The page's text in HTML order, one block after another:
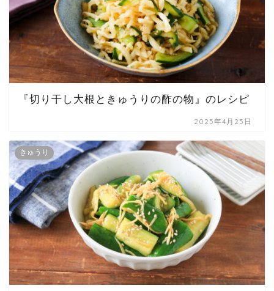
『切り干し大根ときゅうりの酢の物』のレシピ
2025年4月25日
きゅうり